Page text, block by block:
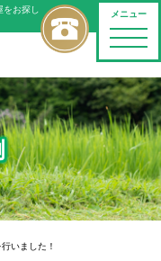
メニュー
toggle
をお探し
いました！